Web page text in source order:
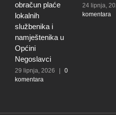
obračun plaće
lokalnih
službenika i
namještenika u
Općini
Negoslavci
29 lipnja, 2026
0
komentara
24 lipnja,
komentara